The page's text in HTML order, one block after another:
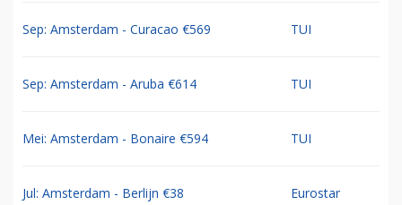
Sep: Amsterdam - Curacao €569 TUI
Sep: Amsterdam - Aruba €614 TUI
Mei: Amsterdam - Bonaire €594 TUI
Jul: Amsterdam - Berlijn €38 Eurostar